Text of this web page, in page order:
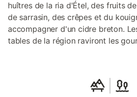
huîtres de la ria d'Étel, des fruits
de sarrasin, des crêpes et du
accompagner d'un cidre breton.
tables de la région raviront les